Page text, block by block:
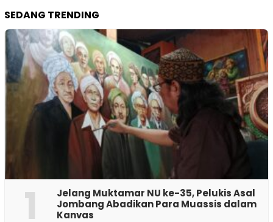
SEDANG TRENDING
1
Jelang Muktamar NU ke-35, Pelukis Asal
Jombang Abadikan Para Muassis dalam
Kanvas